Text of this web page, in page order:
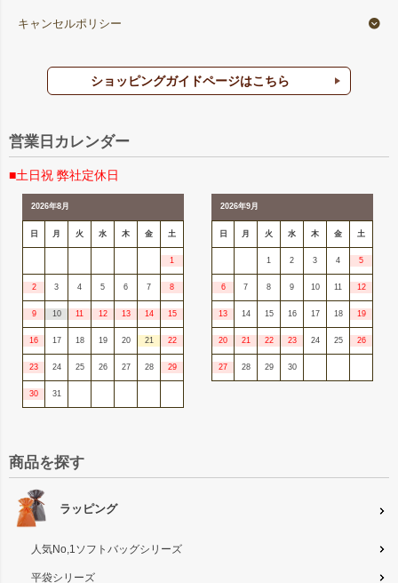
キャンセルポリシー
ショッピングガイドページはこちら
営業日カレンダー
■土日祝 弊社定休日
2026年8月
日 月 火 水 木 金 土
1
2 3 4 5 6 7 8
9 10 11 12 13 14 15
16 17 18 19 20 21 22
23 24 25 26 27 28 29
30 31
2026年9月
日 月 火 水 木 金 土
1 2 3 4 5
6 7 8 9 10 11 12
13 14 15 16 17 18 19
20 21 22 23 24 25 26
27 28 29 30
商品を探す
ラッピング
人気No,1ソフトバッグシリーズ
平袋シリーズ